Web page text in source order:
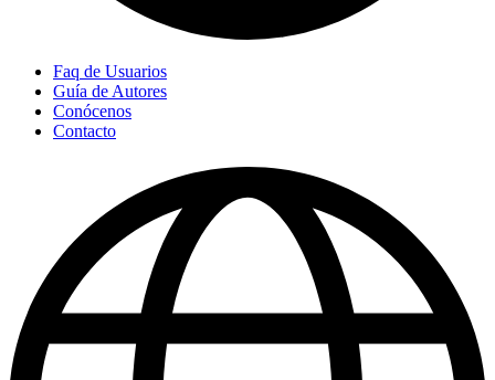
Faq de Usuarios
Guía de Autores
Conócenos
Contacto